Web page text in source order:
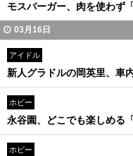
モスバーガー、肉を使わず
03月16日
アイドル
新人グラドルの岡英里、車
ホビー
永谷園、どこでも楽しめる
ホビー